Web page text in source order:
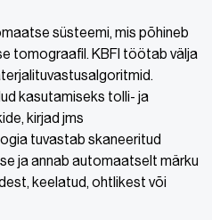
süsteemi, mis põhineb
tomograafil. KBFI töötab välja
kasutamiseks tolli- ja
kirjad jms
tuvastab skaneeritud
ja annab automaatselt märku
keelatud, ohtlikest või